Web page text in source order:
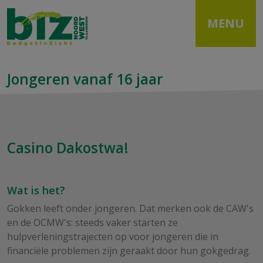
MENU
Jongeren vanaf 16 jaar
Casino Dakostwa!
Wat is het?
Gokken leeft onder jongeren. Dat merken ook de CAW's
en de OCMW's: steeds vaker starten ze
hulpverleningstrajecten op voor jongeren die in
financiële problemen zijn geraakt door hun gokgedrag.